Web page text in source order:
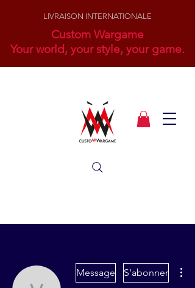
LIVRAISON INTERNATIONALE
Custom Wargame
Your world, your style, your game.
Message S'abonner